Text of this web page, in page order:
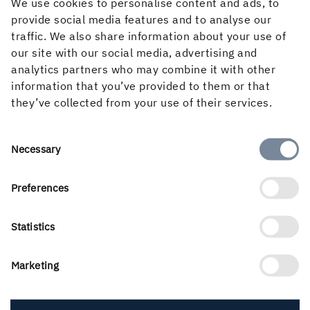
provide social media features and to analyse our
traffic. We also share information about your use of
our site with our social media, advertising and
analytics partners who may combine it with other
information that you’ve provided to them or that
they’ve collected from your use of their services.
Consent
Necessary
Preferences
Statistics
Marketing
222 (298) Mkr, vilket motsvarar ett resultat per aktie
om 2,6 (3,5) kr. Exklusive jämförelsestörande poster
uppgick resultatet efter skatt till 450 (298) Mkr och
resultatet per aktie till 5,4 (3,5) kr.
För ytterligare information kontakta:
Henrik Sjölund, VD och koncernchef, tel 08 – 666 21 05
97 12
offentliggöra enligt lagen om värdepappersmarknaden
och/eller lagen om handel med finansiella instrument.
offentliggörande tisdagen den 26 april 2016 kl. 11.15.